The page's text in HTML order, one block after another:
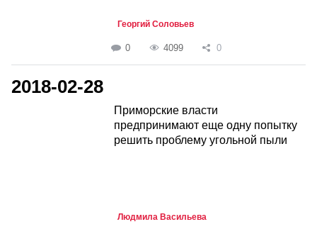
Георгий Соловьев
0 4099 0
2018-02-28
Приморские власти
предпринимают еще одну попытку
решить проблему угольной пыли
Людмила Васильева